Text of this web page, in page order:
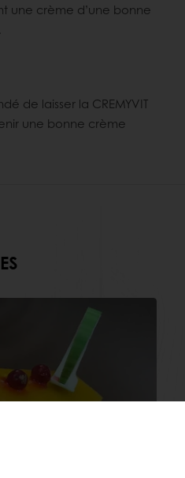
une crème d’une bonne
de laisser la CREMYVIT
une bonne crème